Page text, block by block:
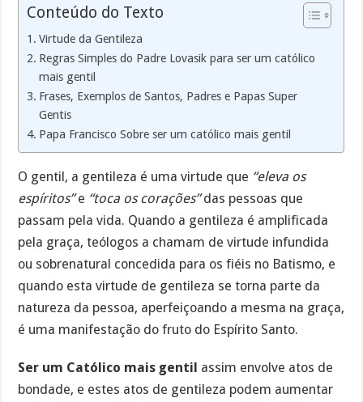
Conteúdo do Texto
Virtude da Gentileza
Regras Simples do Padre Lovasik para ser um católico
mais gentil
Frases, Exemplos de Santos, Padres e Papas Super
Gentis
Papa Francisco Sobre ser um católico mais gentil
O gentil, a gentileza é uma virtude que “eleva os
espíritos”e “toca os corações”das pessoas que
passam pela vida. Quando a gentileza é amplificada
pela graça, teólogos a chamam de virtude infundida
ou sobrenatural concedida para os fiéis no Batismo, e
quando esta virtude de gentileza se torna parte da
natureza da pessoa, aperfeiçoando a mesma na graça,
é uma manifestação do fruto do Espírito Santo.
Ser um Católico mais gentil assim envolve atos de
bondade, e estes atos de gentileza podem aumentar